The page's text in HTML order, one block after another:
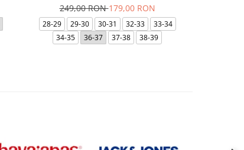
249,00 RON179,00 RON
28-29 29-30 30-31 32-33
33-34
34-35
36-37 37-38 38-39